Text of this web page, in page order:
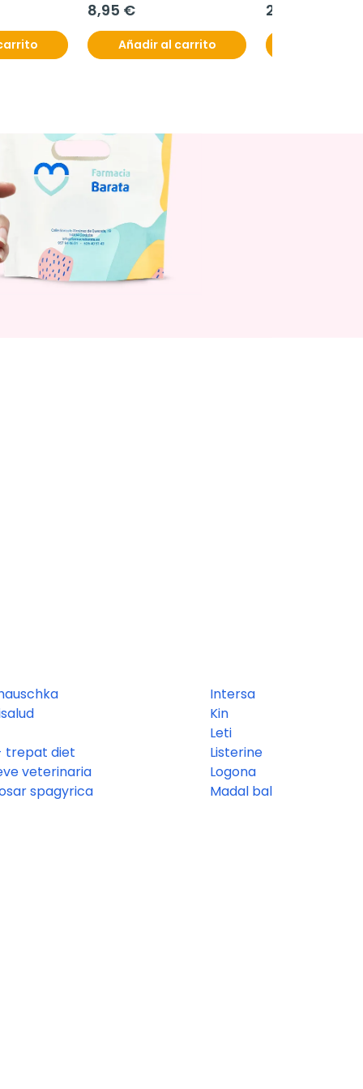
8,95 €
Añadir al carrito
23,60 €
trepat diet
veterinaria
spagyrica
Intersa
Kin
Leti
Listerine
Logona
Madal bal